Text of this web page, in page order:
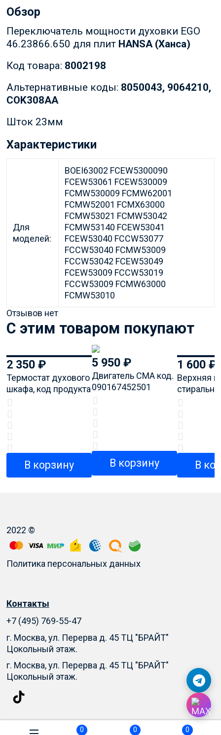
Обзор
Переключатель мощности духовки EGO
46.23866.650 для плит HANSA (Ханса)
Код товара: 8002198
Альтернативные коды: 8050043, 9064210,
COK308AA
Шток 23мм
Характеристики
Для
моделей:
BOEI63002 FCEW5300090
FCEW53061 FCEW530009
FCMW530009 FCMW62001
FCMW52001 FCMX63000
FCMW53021 FCMW53042
FCMW53140 FCEW53041
FCEW53040 FCCW53077
FCCW53040 FCMW53009
FCCW53042 FCEW53049
FCEW53009 FCCW53019
FCCW53009 FCMW63000
FCMW53010
Отзывов нет
C этим товаром покупают
2 350 ₽
Термостат духового
шкафа, код продукта
8032828
В корзину
5 950 ₽
Двигатель СМА код.
090167452501
В корзину
1 600 ₽
Верхняя
код
В
2022 ©
Политика персональных данных
Контакты
+7 (495) 769-55-47
г. Москва, ул. Перерва д. 45 ТЦ "БРАЙТ"
Цокольный этаж.
г. Москва, ул. Перерва д. 45 ТЦ "БРАЙТ"
Цокольный этаж.
0 0 0